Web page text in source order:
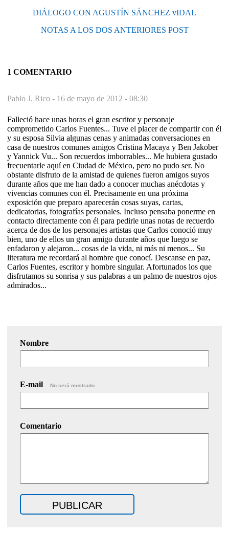
DIÁLOGO CON AGUSTÍN SÁNCHEZ vIDAL
NOTAS A LOS DOS ANTERIORES POST
1 COMENTARIO
Pablo J. Rico - 16 de mayo de 2012 - 08:30
Falleció hace unas horas el gran escritor y personaje
comprometido Carlos Fuentes... Tuve el placer de compartir con él
y su esposa Silvia algunas cenas y animadas conversaciones en
casa de nuestros comunes amigos Cristina Macaya y Ben Jakober
y Yannick Vu... Son recuerdos imborrables... Me hubiera gustado
frecuentarle aquí en Ciudad de México, pero no pudo ser. No
obstante disfruto de la amistad de quienes fueron amigos suyos
durante años que me han dado a conocer muchas anécdotas y
vivencias comunes con él. Precisamente en una próxima
exposición que preparo aparecerán cosas suyas, cartas,
dedicatorias, fotografías personales. Incluso pensaba ponerme en
contacto directamente con él para pedirle unas notas de recuerdo
acerca de dos de los personajes artistas que Carlos conoció muy
bien, uno de ellos un gran amigo durante años que luego se
enfadaron y alejaron... cosas de la vida, ni más ni menos... Su
literatura me recordará al hombre que conocí. Descanse en paz,
Carlos Fuentes, escritor y hombre singular. Afortunados los que
disfrutamos su sonrisa y sus palabras a un palmo de nuestros ojos
admirados...
Nombre
E-mail No será mostrado.
Comentario